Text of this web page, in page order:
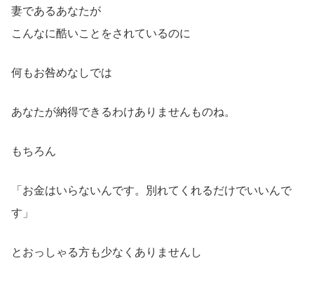
妻であるあなたが
こんなに酷いことをされているのに
何もお咎めなしでは
あなたが納得できるわけありませんものね。
もちろん
「お金はいらないんです。別れてくれるだけでいいんで
す」
とおっしゃる方も少なくありませんし